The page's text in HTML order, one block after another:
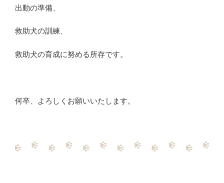
出動の準備、
救助犬の訓練、
救助犬の育成に努める所存です。
何卒、よろしくお願いいたします。